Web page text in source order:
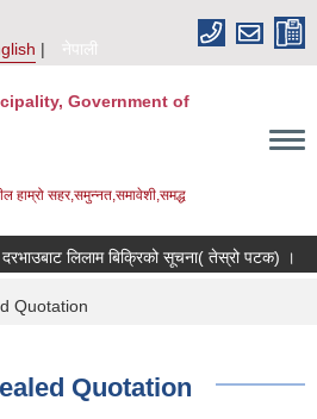
नेपाली
Government of
हाम्रो सहर,समुन्नत,समावेशी,समद्ध
लिलाम बिक्रिको सूचना( तेस्रो पटक) ।
Quotation
Quotation